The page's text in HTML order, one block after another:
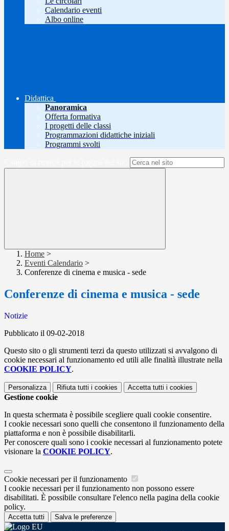
Calendario eventi
Albo online
Didattica
Panoramica
Offerta formativa
I progetti delle classi
Programmazioni didattiche iniziali
Programmi svolti
Home >
Eventi Calendario >
Conferenze di cinema e musica - sede
Conferenze di cinema e musica - sede
Notizie
Pubblicato il 09-02-2018
Questo sito o gli strumenti terzi da questo utilizzati si avvalgono di
cookie necessari al funzionamento ed utili alle finalità illustrate nella
COOKIE POLICY.
Personalizza Rifiuta tutti i cookies Accetta tutti i cookies
Gestione cookie
In questa schermata è possibile scegliere quali cookie consentire.
I cookie necessari sono quelli che consentono il funzionamento della
piattaforma e non è possibile disabilitarli.
Per conoscere quali sono i cookie necessari al funzionamento potete
visionare la COOKIE POLICY.
Cookie necessari per il funzionamento
I cookie necessari per il funzionamento non possono essere
disabilitati. È possibile consultare l'elenco nella pagina della cookie
policy.
Accetta tutti Salva le preferenze